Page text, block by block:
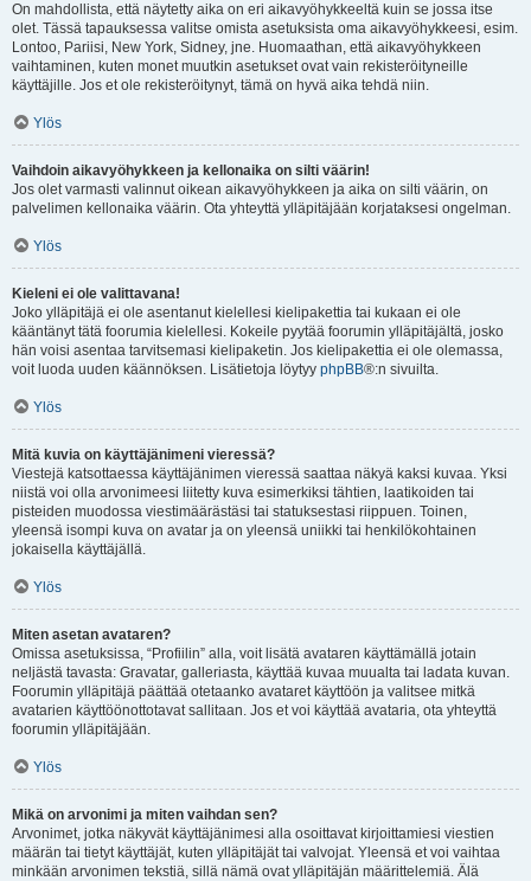
On mahdollista, että näytetty aika on eri aikavyöhykkeeltä kuin se jossa itse
olet. Tässä tapauksessa valitse omista asetuksista oma aikavyöhykkeesi, esim.
Lontoo, Pariisi, New York, Sidney, jne. Huomaathan, että aikavyöhykkeen
vaihtaminen, kuten monet muutkin asetukset ovat vain rekisteröityneille
käyttäjille. Jos et ole rekisteröitynyt, tämä on hyvä aika tehdä niin.
Ylös
Vaihdoin aikavyöhykkeen ja kellonaika on silti väärin!
Jos olet varmasti valinnut oikean aikavyöhykkeen ja aika on silti väärin, on
palvelimen kellonaika väärin. Ota yhteyttä ylläpitäjään korjataksesi ongelman.
Ylös
Kieleni ei ole valittavana!
Joko ylläpitäjä ei ole asentanut kielellesi kielipakettia tai kukaan ei ole
kääntänyt tätä foorumia kielellesi. Kokeile pyytää foorumin ylläpitäjältä, josko
hän voisi asentaa tarvitsemasi kielipaketin. Jos kielipakettia ei ole olemassa,
voit luoda uuden käännöksen. Lisätietoja löytyy phpBB®:n sivuilta.
Ylös
Mitä kuvia on käyttäjänimeni vieressä?
Viestejä katsottaessa käyttäjänimen vieressä saattaa näkyä kaksi kuvaa. Yksi
niistä voi olla arvonimeesi liitetty kuva esimerkiksi tähtien, laatikoiden tai
pisteiden muodossa viestimäärästäsi tai statuksestasi riippuen. Toinen,
yleensä isompi kuva on avatar ja on yleensä uniikki tai henkilökohtainen
jokaisella käyttäjällä.
Ylös
Miten asetan avataren?
Omissa asetuksissa, “Profiilin” alla, voit lisätä avataren käyttämällä jotain
neljästä tavasta: Gravatar, galleriasta, käyttää kuvaa muualta tai ladata kuvan.
Foorumin ylläpitäjä päättää otetaanko avataret käyttöön ja valitsee mitkä
avatarien käyttöönottotavat sallitaan. Jos et voi käyttää avataria, ota yhteyttä
foorumin ylläpitäjään.
Ylös
Mikä on arvonimi ja miten vaihdan sen?
Arvonimet, jotka näkyvät käyttäjänimesi alla osoittavat kirjoittamiesi viestien
määrän tai tietyt käyttäjät, kuten ylläpitäjät tai valvojat. Yleensä et voi vaihtaa
minkään arvonimen tekstiä, sillä nämä ovat ylläpitäjän määrittelemiä. Älä